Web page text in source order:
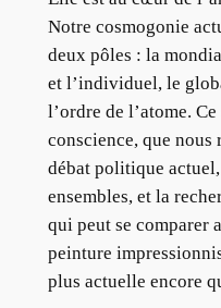
Notre cosmogonie
deux pôles : la
et l’individuel, le
l’ordre de l’atome.
conscience, que nous
débat politique
ensembles, et la
qui peut se comparer
peinture
plus actuelle encore